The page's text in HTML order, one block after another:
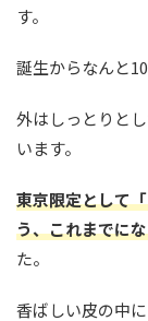
す。
誕生からなんと
外はしっとりと
います。
東京限定として
う、これまでに
た。
香ばしい皮の中